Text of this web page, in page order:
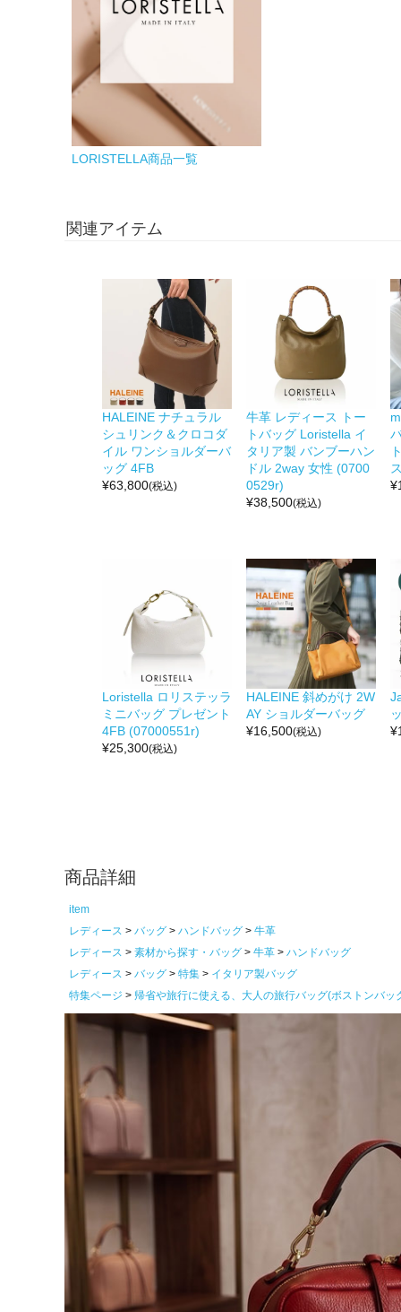
LORISTELLA商品一覧
関連アイテム
HALEINE ナチュラル
シュリンク＆クロコダ
イル ワンショルダーバ
ッグ 4FB
¥63,800(税込)
牛革 レディース トー
トバッグ Loristella イ
タリア製 バンブーハン
ドル 2way 女性 (0700
0529r)
¥38,500(税込)
¥
Loristella ロリステッラ
ミニバッグ プレゼント
4FB (07000551r)
¥25,300(税込)
HALEINE 斜めがけ 2W
AY ショルダーバッグ
¥16,500(税込)
¥
商品詳細
item
レディース
バッグ ハンドバッグ
牛革
レディース
素材から探す・バッグ 牛革
ハンドバッグ
レディース
バッグ 特集
イタリア製バッグ
特集ページ
帰省や旅行に使える、大人の旅行バッグ(ボストンバッ